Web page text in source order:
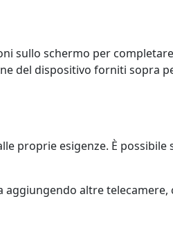
sullo schermo per
del dispositivo forniti sopra
proprie esigenze. È possibile
aggiungendo altre